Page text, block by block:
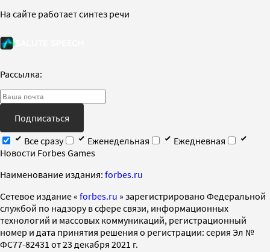
На сайте работает синтез речи
Рассылка:
Подписаться
Все сразу
Еженедельная
Ежедневная
Новости Forbes Games
Наименование издания: forbes.ru
Cетевое издание « forbes.ru » зарегистрировано Федеральной
службой по надзору в сфере связи, информационных
технологий и массовых коммуникаций, регистрационный
номер и дата принятия решения о регистрации: серия Эл №
ФС77-82431 от 23 декабря 2021 г.